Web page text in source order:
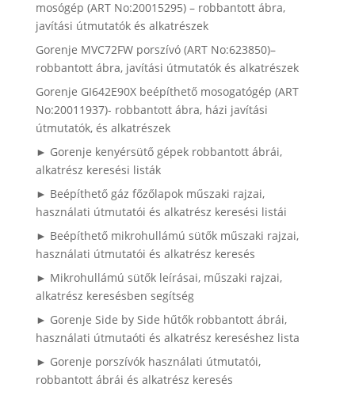
mosógép (ART No:20015295) – robbantott ábra,
javítási útmutatók és alkatrészek
Gorenje MVC72FW porszívó (ART No:623850)–
robbantott ábra, javítási útmutatók és alkatrészek
Gorenje GI642E90X beépíthető mosogatógép (ART
No:20011937)- robbantott ábra, házi javítási
útmutatók, és alkatrészek
► Gorenje kenyérsütő gépek robbantott ábrái,
alkatrész keresési listák
► Beépíthető gáz főzőlapok műszaki rajzai,
használati útmutatói és alkatrész keresési listái
► Beépíthető mikrohullámú sütők műszaki rajzai,
használati útmutatói és alkatrész keresés
► Mikrohullámú sütők leírásai, műszaki rajzai,
alkatrész keresésben segítség
► Gorenje Side by Side hűtők robbantott ábrái,
használati útmutaóti és alkatrész kereséshez lista
► Gorenje porszívók használati útmutatói,
robbantott ábrái és alkatrész keresés